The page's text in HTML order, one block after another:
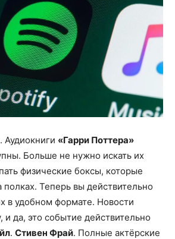
Аудиокниги «Гарри Поттера»
Больше не нужно искать их
физические боксы, которые
полках. Теперь вы действительно
в удобном формате. Новости
и да, это событие действительно
. Стивен Фрай. Полные актёрские